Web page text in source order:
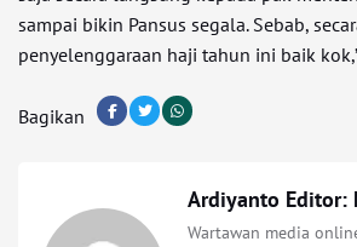
sampai bikin Pansus segala. Sebab,
penyelenggaraan haji tahun ini baik
Bagikan
Ardiyanto Editor:
Wartawan media